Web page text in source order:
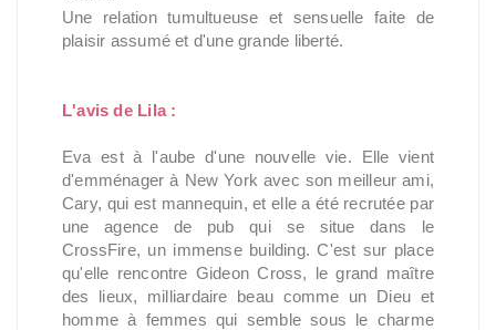
Une relation tumultueuse et sensuelle faite de
plaisir assumé et d'une grande liberté.
L'avis de Lila :
Eva est à l'aube d'une nouvelle vie. Elle vient
d'emménager à New York avec son meilleur ami,
Cary, qui est mannequin, et elle a été recrutée par
une agence de pub qui se situe dans le
CrossFire, un immense building. C'est sur place
qu'elle rencontre Gideon Cross, le grand maître
des lieux, milliardaire beau comme un Dieu et
homme à femmes qui semble sous le charme